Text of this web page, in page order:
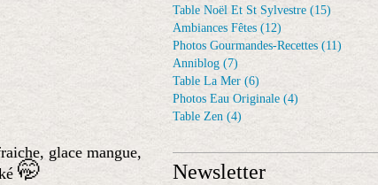
glace mangue,
🤭
Table Noël Et St Sylvestre (15)
Ambiances Fêtes (12)
Photos Gourmandes-Recettes (11)
Anniblog (7)
Table La Mer (6)
Photos Eau Originale (4)
Table Zen (4)
Newsletter